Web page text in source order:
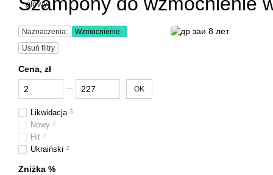
Naznaczenia:
Wzmocnienie
Usuń filtry
Cena, zł
Od Cena, zł
Do Cena, zł OK
Likwidacja 3
Nowy 0
Hit 0
Ukraiński 2
Zniżka %